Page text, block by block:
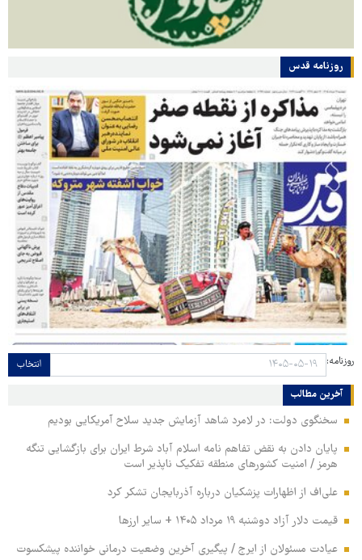
روزنامه قدس
روزنامه: انتخاب
آخرین مطالب
سخنگوی دولت: در لامرد شاهد آزمایش جدید سلاح آمریکایی بودیم
پایان دادن به نقض تفاهم نامه اسلام آباد شرط ایران برای بازگشایی تنگه
هرمز / امنیت کشورهای منطقه تفکیک ناپذیر است
علی‌اف از اظهارات پزشکیان درباره آذربایجان تشکر کرد
قیمت دلار آزاد دوشنبه ۱۹ مرداد ۱۴۰۵ + سایر ارزها
عیادت مسئولان از ایرج / پیگیری آخرین وضعیت درمانی خواننده پیشکسوت